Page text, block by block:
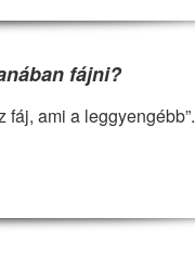
fájni?
fáj, ami a leggyengébb”.